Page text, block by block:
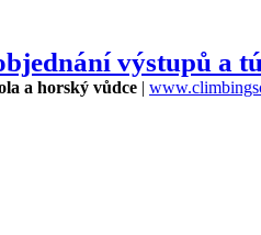
výstupů a
a horský vůdce |